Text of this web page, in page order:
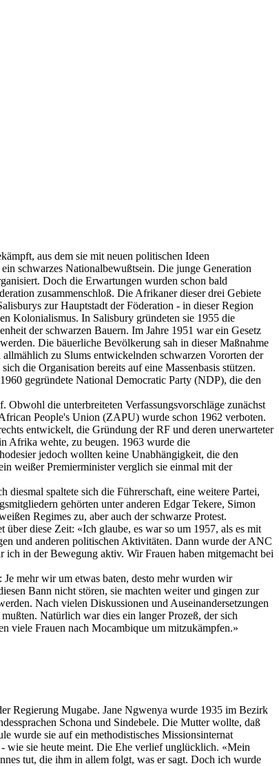
aus dem sie mit neuen politischen Ideen
schwarzes Nationalbewußtsein. Die junge Generation
Doch die Erwartungen wurden schon bald
zusammenschloß. Die Afrikaner dieser drei Gebiete
zur Hauptstadt der Föderation - in dieser Region
Kolonialismus. In Salisbury gründeten sie 1955 die
der schwarzen Bauern. Im Jahre 1951 war ein Gesetz
Die bäuerliche Bevölkerung sah in dieser Maßnahme
zu Slums entwickelnden schwarzen Vororten der
die Organisation bereits auf eine Massenbasis stützen.
gegründete National Democratic Party (NDP), die den
Obwohl die unterbreiteten Verfassungsvorschläge zunächst
People's Union (ZAPU) wurde schon 1962 verboten.
entwickelt, die Gründung der RF und deren unerwarteter
Afrika wehte, zu beugen. 1963 wurde die
jedoch wollten keine Unabhängigkeit, die den
weißer Premierminister verglich sie einmal mit der
spaltete sich die Führerschaft, eine weitere Partei,
gehörten unter anderen Edgar Tekere, Simon
Regimes zu, aber auch der schwarze Protest.
diese Zeit: «Ich glaube, es war so um 1957, als es mit
und anderen politischen Aktivitäten. Dann wurde der ANC
in der Bewegung aktiv. Wir Frauen haben mitgemacht bei
mehr wir um etwas baten, desto mehr wurden wir
Bann nicht stören, sie machten weiter und gingen zur
Nach vielen Diskussionen und Auseinandersetzungen
Natürlich war dies ein langer Prozeß, der sich
viele Frauen nach Mocambique um mitzukämpfen.»
Regierung Mugabe. Jane Ngwenya wurde 1935 im Bezirk
Schona und Sindebele. Die Mutter wollte, daß
wurde sie auf ein methodistisches Missionsinternat
wie sie heute meint. Die Ehe verlief unglücklich. «Mein
tut, die ihm in allem folgt, was er sagt. Doch ich wurde